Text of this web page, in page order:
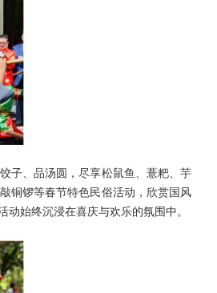
子、品汤圆，尽享松鼠鱼、薏粑、芋
铜锣等春节特色民俗活动，欣赏国风
始终沉浸在喜庆与欢乐的氛围中。